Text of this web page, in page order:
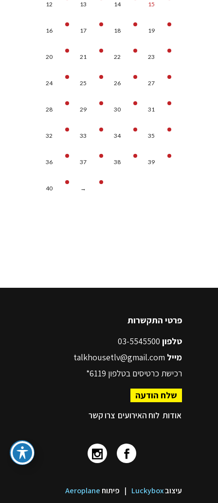
12 13 14 15
16 17 18 19
20 21 22 23
24 25 26 27
28 29 30 31
32 33 34 35
36 37 38 39
40 →
פרטי התקשרות
טלפון
מייל talkhousetlv@gmail.com
רכישת כרטיסים בטלפון 6119*
שלח הודעה
אודות לוח האירועים צרו קשר
עיצובLuckybox
| פיתוח Aeroplane